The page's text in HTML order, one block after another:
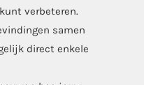
verbeteren.
samen
direct enkele